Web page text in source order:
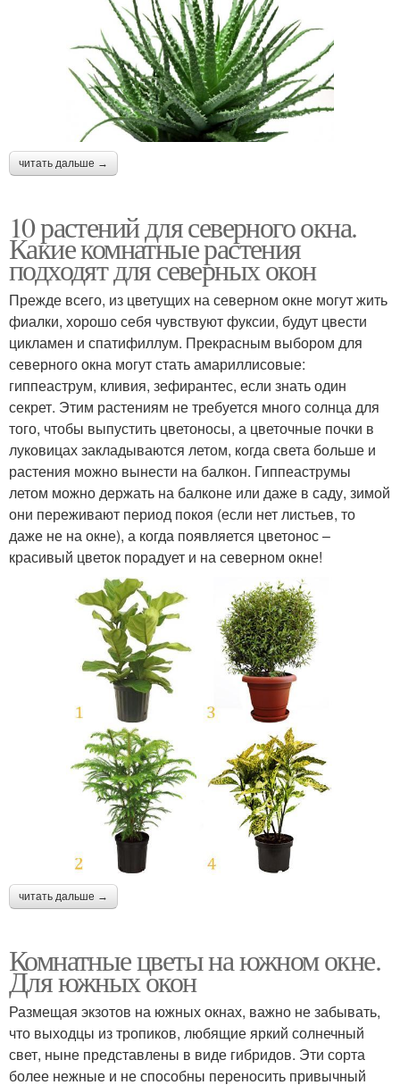
читать дальше →
10 растений для северного окна.
Какие комнатные растения
подходят для северных окон
Прежде всего, из цветущих на северном окне могут жить
фиалки, хорошо себя чувствуют фуксии, будут цвести
цикламен и спатифиллум. Прекрасным выбором для
северного окна могут стать амариллисовые:
гиппеаструм, кливия, зефирантес, если знать один
секрет. Этим растениям не требуется много солнца для
того, чтобы выпустить цветоносы, а цветочные почки в
луковицах закладываются летом, когда света больше и
растения можно вынести на балкон. Гиппеаструмы
летом можно держать на балконе или даже в саду, зимой
они переживают период покоя (если нет листьев, то
даже не на окне), а когда появляется цветонос –
красивый цветок порадует и на северном окне!
читать дальше →
Комнатные цветы на южном окне.
Для южных окон
Размещая экзотов на южных окнах, важно не забывать,
что выходцы из тропиков, любящие яркий солнечный
свет, ныне представлены в виде гибридов. Эти сорта
более нежные и не способны переносить привычный